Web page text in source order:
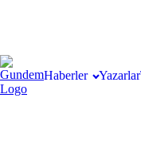
Haberler Yazarlar